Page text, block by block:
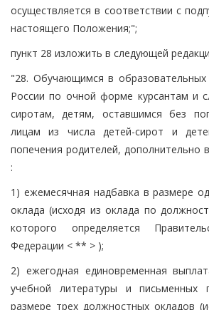
осуществляется в соответствии с
настоящего Положения;";
пункт 28 изложить в следующей
"28. Обучающимся в
России по очной форме курсантам и
сиротам, детям, оставшимся без
лицам из числа детей-сирот и
попечения родителей, дополнительно
:
1) ежемесячная надбавка в размере
оклада (исходя из оклада по
которого определяется
Федерации < ** > );
2) ежегодная единовременная
учебной литературы и письменных
размере трех должностных окладов